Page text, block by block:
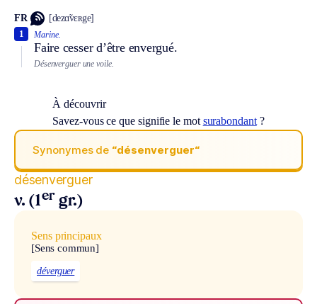
FR [dezɑ̃vɛʀge]
Marine.
Faire cesser d’être envergué.
1
Désenverguer une voile.
À découvrir
Savez-vous ce que signifie le motsurabondant?
Synonymes de “désenverguer“
désenverguer
v. (1er gr.)
Sens principaux
[Sens commun]
déverguer